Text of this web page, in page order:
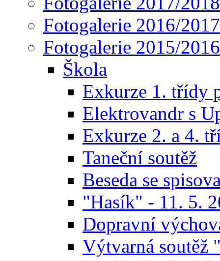
Fotogalerie 2016/2017
Fotogalerie 2015/2016
Škola
Exkurze 1. třídy
Elektrovandr s
Exkurze 2. a 4.
Taneční soutěž
Beseda se
"Hasík" - 11. 5.
Dopravní
Výtvarná soutěž